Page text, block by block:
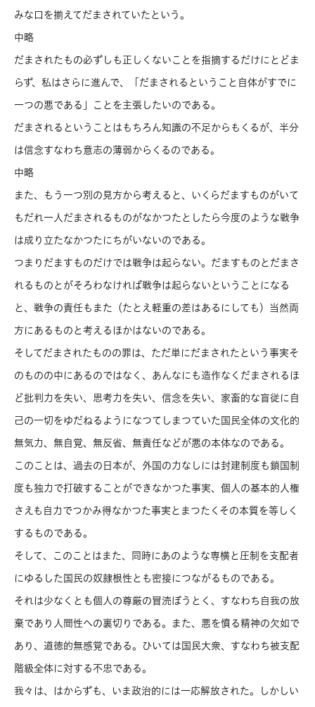
みな口を揃えてだまされていたという。
中略
だまされたもの必ずしも正しくないことを指摘するだけにとどま
らず、私はさらに進んで、「だまされるということ自体がすでに
一つの悪である」ことを主張したいのである。
だまされるということはもちろん知識の不足からもくるが、半分
は信念すなわち意志の薄弱からくるのである。
中略
また、もう一つ別の見方から考えると、いくらだますものがいて
もだれ一人だまされるものがなかつたとしたら今度のような戦争
は成り立たなかつたにちがいないのである。
つまりだますものだけでは戦争は起らない。だますものとだまさ
れるものとがそろわなければ戦争は起らないということになる
と、戦争の責任もまた（たとえ軽重の差はあるにしても）当然両
方にあるものと考えるほかはないのである。
そしてだまされたものの罪は、ただ単にだまされたという事実そ
のものの中にあるのではなく、あんなにも造作なくだまされるほ
ど批判力を失い、思考力を失い、信念を失い、家畜的な盲従に自
己の一切をゆだねるようになつてしまつていた国民全体の文化的
無気力、無自覚、無反省、無責任などが悪の本体なのである。
このことは、過去の日本が、外国の力なしには封建制度も鎖国制
度も独力で打破することができなかつた事実、個人の基本的人権
さえも自力でつかみ得なかつた事実とまつたくその本質を等しく
するものである。
そして、このことはまた、同時にあのような専横と圧制を支配者
にゆるした国民の奴隷根性とも密接につながるものである。
それは少なくとも個人の尊厳の冒涜ぼうとく、すなわち自我の放
棄であり人間性への裏切りである。また、悪を憤る精神の欠如で
あり、道徳的無感覚である。ひいては国民大衆、すなわち被支配
階級全体に対する不忠である。
我々は、はからずも、いま政治的には一応解放された。しかしい